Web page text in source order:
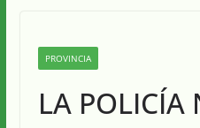
PROVINCIA
LA POLICÍA